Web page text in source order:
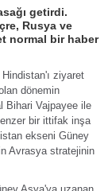
getirdi.
Rusya ve
normal bir haber
ziyaret
dönemin
Bihari Vajpayee ile
bir ittifak inşa
ekseni Güney
Avrasya stratejinin